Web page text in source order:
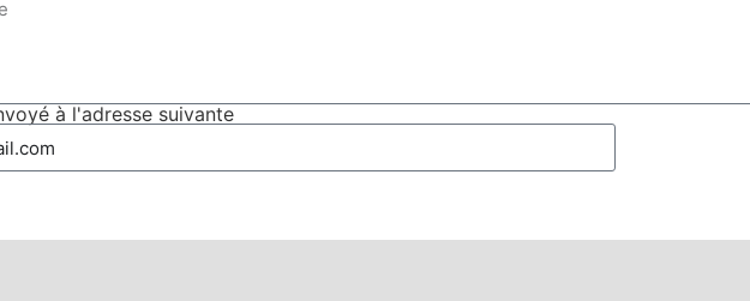
à l'adresse suivante